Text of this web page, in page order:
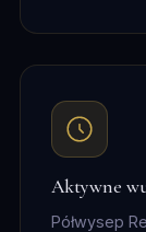
Aktywne
Półwysep